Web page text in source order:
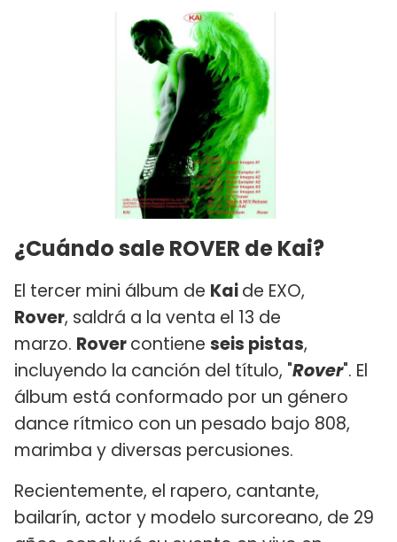
¿Cuándo sale ROVER de Kai?
El tercer mini álbum de Kaide EXO,
Rover, saldrá a la venta el 13 de
marzo. Rovercontiene seis pistas,
incluyendo la canción del título, "Rover". El
álbum está conformado por un género
dance rítmico con un pesado bajo 808,
marimba y diversas percusiones.
Recientemente, el rapero, cantante,
bailarín, actor y modelo surcoreano, de 29